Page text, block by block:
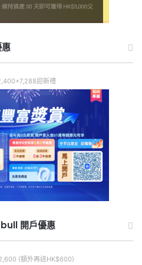
惠
迎新禮
開戶優惠
(額外再送HK$600)